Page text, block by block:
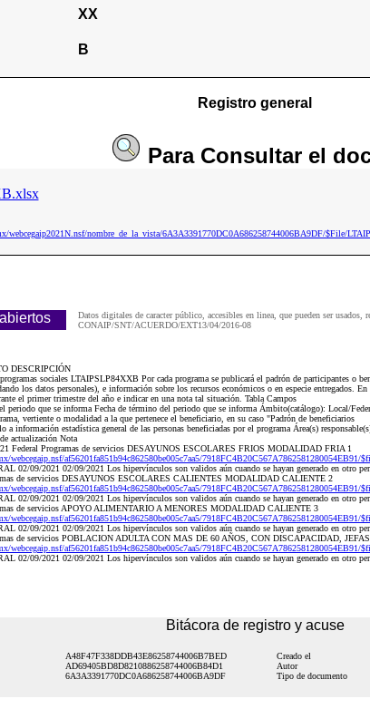
XX
B
Registro general
Para Consultarel
webcegaip2021N.nsf/nombre_de_la_vista/6A3A3391770DC0A686258744006BA9DF/$File/
Datos digitales de caracter público, accesibles en linea, que pueden ser
CONAIP/SNT/ACUERDO/EXT13/04/2016-08
DESCRIPCIÓN
sociales LTAIPSLP84XXB Por cada programa se publicará el padrón de participantes o
los datos personales), e información sobre los recursos económicos o en especie entregados.
el primer trimestre del año e indicar en una nota tal situación. Tabla Campos
periodo que se informa Fecha de término del periodo que se informa Ámbito(catálogo): Local/
vertiente o modalidad a la que pertenece el beneficiario, en su caso "Padrón de beneficiarios
a información estadística general de las personas beneficiadas por el programa Área(s)
actualización Nota
Federal Programas de servicios DESAYUNOS ESCOLARES FRIOS MODALIDAD FRIA 1
webcegaip.nsf/af56201fa851b94c862580be005c7aa5/
02/09/2021 02/09/2021 Los hipervínculos son validos aún cuando se hayan generado en otro
de servicios DESAYUNOS ESCOLARES CALIENTES MODALIDAD CALIENTE 2
webcegaip.nsf/af56201fa851b94c862580be005c7aa5/
02/09/2021 02/09/2021 Los hipervínculos son validos aún cuando se hayan generado en otro
de servicios APOYO ALIMENTARIO A MENORES MODALIDAD CALIENTE 3
webcegaip.nsf/af56201fa851b94c862580be005c7aa5/
02/09/2021 02/09/2021 Los hipervínculos son validos aún cuando se hayan generado en otro
de servicios POBLACION ADULTA CON MAS DE 60 AÑOS, CON DISCAPACIDAD,
webcegaip.nsf/af56201fa851b94c862580be005c7aa5/
02/09/2021 02/09/2021 Los hipervínculos son validos aún cuando se hayan generado en otro
Bitácora de registro y acuse
A48F47F338DDB43E86258744006B7BED Creado el
AD69405BD8D8210886258744006B84D1 Autor
6A3A3391770DC0A686258744006BA9DF Tipo de documento